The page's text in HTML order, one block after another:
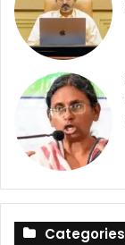
Categories